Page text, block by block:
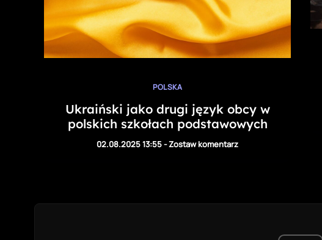
POLSKA
Ukraiński jako drugi język obcy w
polskich szkołach podstawowych
02.08.2025 13:55-Zostaw komentarz